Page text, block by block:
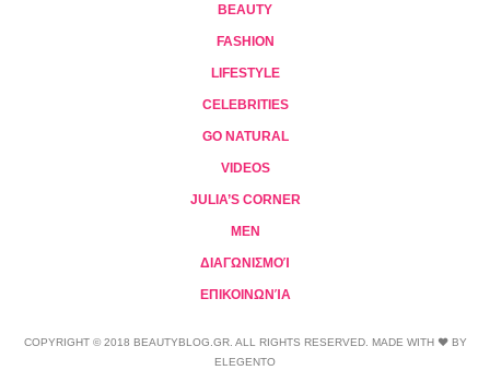
BEAUTY
FASHION
LIFESTYLE
CELEBRITIES
GO NATURAL
VIDEOS
JULIA’S CORNER
MEN
ΔΙΑΓΩΝΙΣΜΟΊ
ΕΠΙΚΟΙΝΩΝΊΑ
COPYRIGHT © 2018 BEAUTYBLOG.GR. ALL RIGHTS RESERVED. MADE WITH ❤ BY
ELEGENTO